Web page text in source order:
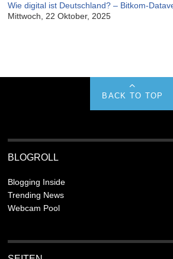
Wie digital ist Deutschland? – Bitkom-
Mittwoch, 22 Oktober, 2025
BACK TO TOP
BLOGROLL
Blogging Inside
Trending News
Webcam Pool